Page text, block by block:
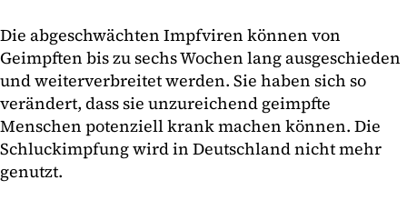
Die abgeschwächten Impfviren können von
Geimpften bis zu sechs Wochen lang ausgeschieden
und weiterverbreitet werden. Sie haben sich so
verändert, dass sie unzureichend geimpfte
Menschen potenziell krank machen können. Die
Schluckimpfung wird in Deutschland nicht mehr
genutzt.